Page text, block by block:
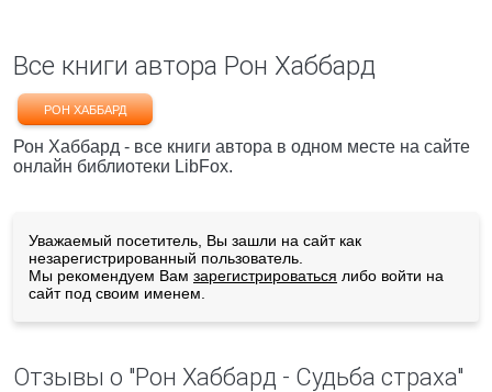
Все книги автора Рон Хаббард
РОН ХАББАРД
Рон Хаббард - все книги автора в одном месте на сайте
онлайн библиотеки LibFox.
Уважаемый посетитель, Вы зашли на сайт как
незарегистрированный пользователь.
Мы рекомендуем Вам зарегистрироваться либо войти на
сайт под своим именем.
Отзывы о "Рон Хаббард - Судьба страха"